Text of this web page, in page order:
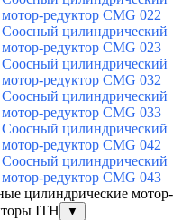
мотор-редуктор CMG 022
Соосный цилиндрический
мотор-редуктор CMG 023
Соосный цилиндрический
мотор-редуктор CMG 032
Соосный цилиндрический
мотор-редуктор CMG 033
Соосный цилиндрический
мотор-редуктор CMG 042
Соосный цилиндрический
мотор-редуктор CMG 043
цилиндрические мотор-
ITH
▼